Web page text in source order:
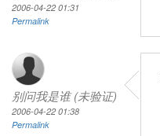
2006-04-22 01:31
Permalink
别问我是谁 (未验证)
2006-04-22 01:38
Permalink